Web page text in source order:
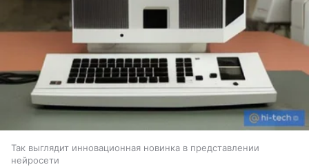
Так выглядит инновационная новинка в представлении
нейросети